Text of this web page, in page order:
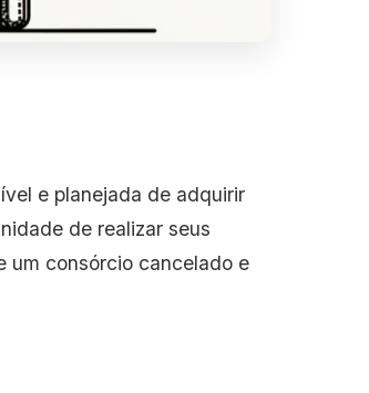
e planejada de adquirir
de realizar seus
um consórcio cancelado e